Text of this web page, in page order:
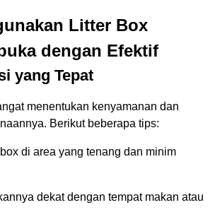
Litter Box
dengan Efektif
yang Tepat
menentukan kenyamanan dan
Berikut beberapa tips:
di area yang tenang dan minim
dekat dengan tempat makan atau